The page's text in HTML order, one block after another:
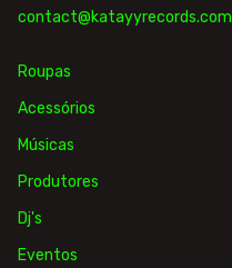
contact@katayyrecords.com
Roupas
Acessórios
Músicas
Produtores
Dj's
Eventos